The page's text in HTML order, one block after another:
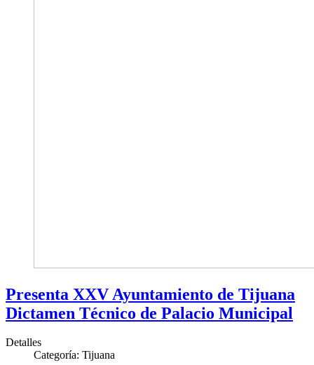
Presenta XXV Ayuntamiento de Tijuana
Dictamen Técnico de Palacio Municipal
Detalles
Categoría: Tijuana